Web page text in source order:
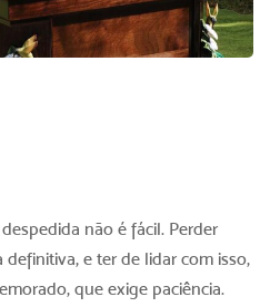
não é fácil. Perder
e ter de lidar com isso,
que exige paciência.